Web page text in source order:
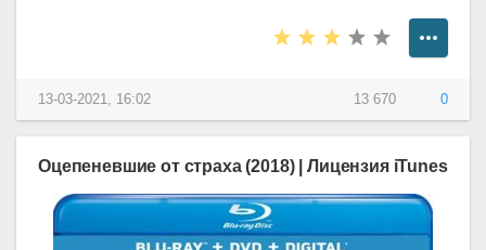
13 670 0
13-03-2021, 16:02
Оцепеневшие от страха (2018) | Лицензия iTunes